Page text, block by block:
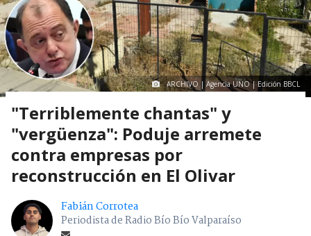
ARCHIVO | Agencia UNO | Edición BBCL
"Terriblemente chantas" y
"vergüenza": Poduje arremete
contra empresas por
reconstrucción en El Olivar
Fabián Corrotea
Periodista de Radio Bío Bío Valparaíso